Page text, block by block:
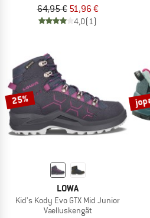
64,95 € 51,96 €
4,0(1)
25%
LOWA
Kid's Kody Evo GTX Mid Junior
Vaelluskengät